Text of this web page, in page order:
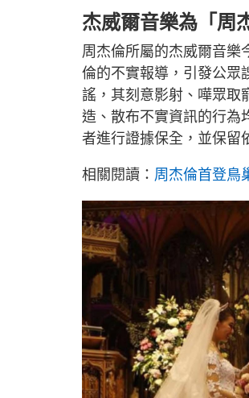
杰威爾音樂為「周
周杰倫所屬的杰威爾音樂
倫的不實報導，引發公眾
謠，其刻意影射、嘩眾取
造、散布不實資訊的行為
者進行證據保全，並保留
相關閱讀： 周杰倫首登鳥